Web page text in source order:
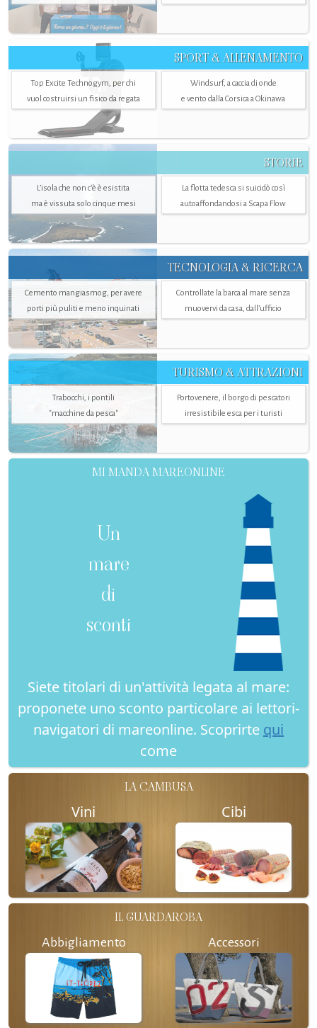
SPORT & ALLENAMENTO
Top Excite Technogym, per chi
vuol costruirsi un fisico da regata
Windsurf, a caccia di onde
e vento dalla Corsica a Okinawa
STORIE
L’isola che non c'è è esistita
ma è vissuta solo cinque mesi
La flotta tedesca si suicidò così
autoaffondandosi a Scapa Flow
TECNOLOGIA & RICERCA
Cemento mangiasmog, per avere
porti più puliti e meno inquinati
Controllate la barca al mare senza
muovervi da casa, dall’ufficio
TURISMO & ATTRAZIONI
Trabocchi, i pontili
"macchine da pesca"
Portovenere, il borgo di pescatori
irresistibile esca per i turisti
MI MANDA MAREONLINE
Un
mare
di
sconti
Siete titolari di un'attività legata al mare:
proponete uno sconto particolare ai lettori-
navigatori di mareonline. Scoprirte qui
come
LA CAMBUSA
Vini Cibi
IL GUARDAROBA
Abbigliamento Accessori